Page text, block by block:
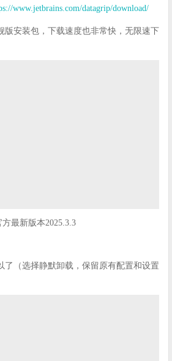
www.jetbrains.com/datagrip/download/
版安装包，下载速度也非常快，无限速下
方最新版本2025.3.3
了（选择静默卸载，保留原有配置和设置